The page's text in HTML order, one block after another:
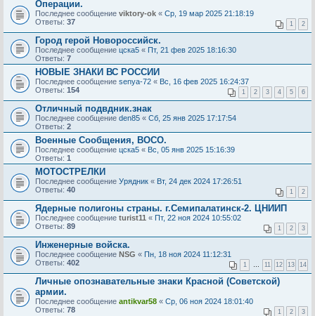
Операции.
Последнее сообщение viktory-ok « Ср, 19 мар 2025 21:18:19
Ответы: 37 1 2
Город герой Новороссийск.
Последнее сообщение цска5 « Пт, 21 фев 2025 18:16:30
Ответы: 7
НОВЫЕ ЗНАКИ ВС РОССИИ
Последнее сообщение senya-72 « Вс, 16 фев 2025 16:24:37
Ответы: 154 1 2 3 4 5 6
Отличный подвдник.знак
Последнее сообщение den85 « Сб, 25 янв 2025 17:17:54
Ответы: 2
Военные Сообщения, ВОСО.
Последнее сообщение цска5 « Вс, 05 янв 2025 15:16:39
Ответы: 1
МОТОСТРЕЛКИ
Последнее сообщение Урядник « Вт, 24 дек 2024 17:26:51
Ответы: 40 1 2
Ядерные полигоны страны. г.Семипалатинск-2. ЦНИИП
Последнее сообщение turist11 « Пт, 22 ноя 2024 10:55:02
Ответы: 89 1 2 3
Инженерные войска.
Последнее сообщение NSG « Пн, 18 ноя 2024 11:12:31
Ответы: 402 1 11 12 13 14
Личные опознавательные знаки Красной (Советской)
армии.
Последнее сообщение antikvar58 « Ср, 06 ноя 2024 18:01:40
Ответы: 78 1 2 3